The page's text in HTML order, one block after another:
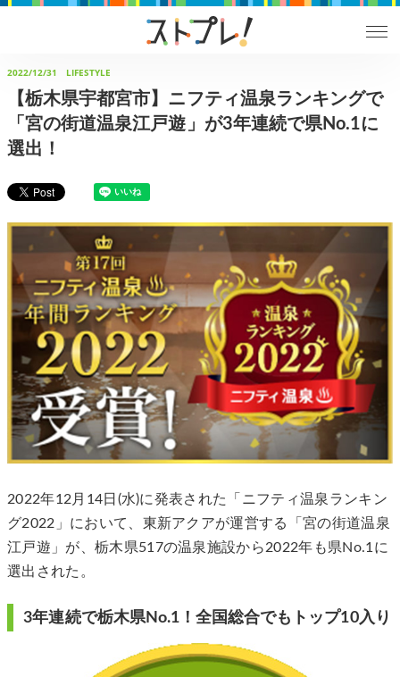
2022/12/31 LIFESTYLE
【栃木県宇都宮市】ニフティ温泉ランキングで
「宮の街道温泉江戸遊」が3年連続で県No.1に
選出！
2022年12月14日(水)に発表された「ニフティ温泉ランキン
グ2022」において、東新アクアが運営する「宮の街道温泉
江戸遊」が、栃木県517の温泉施設から2022年も県No.1に
選出された。
3年連続で栃木県No.1！全国総合でもトップ10入り